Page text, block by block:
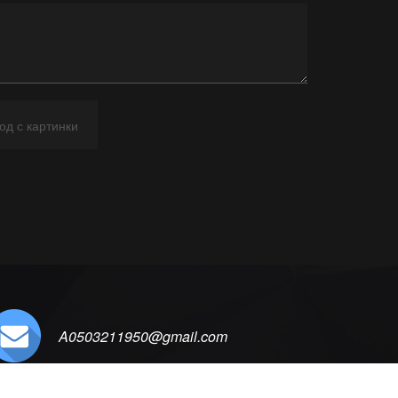
A0503211950@gmail.com